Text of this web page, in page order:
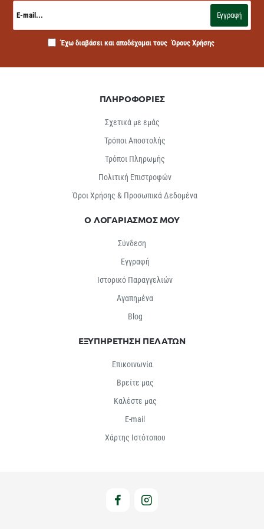
E-
mail...
Εγγραφή
Έχω διαβάσει και αποδέχομαι τους Όρους Χρήσης
ΠΛΗΡΟΦΟΡΙΕΣ
Σχετικά με εμάς
Τρόποι Αποστολής
Τρόποι Πληρωμής
Πολιτική Επιστροφών
Όροι Χρήσης & Προσωπικά Δεδομένα
Ο ΛΟΓΑΡΙΑΣΜΟΣ ΜΟΥ
Σύνδεση
Εγγραφή
Ιστορικό Παραγγελιών
Αγαπημένα
Βlog
ΕΞΥΠΗΡΕΤΗΣΗ ΠΕΛΑΤΩΝ
Επικοινωνία
Βρείτε μας
Καλέστε μας
E-mail
Χάρτης Ιστότοπου